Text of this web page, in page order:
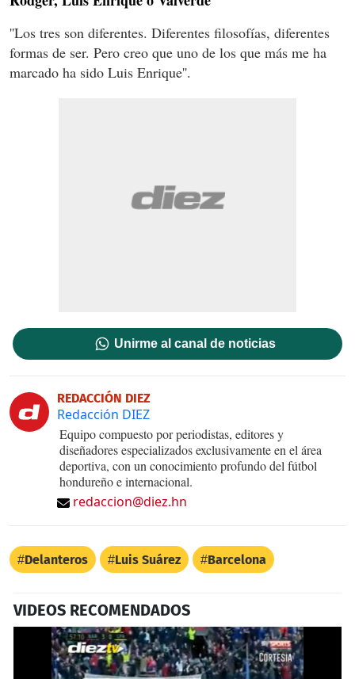
''Los tres son diferentes. Diferentes filosofías, diferentes
formas de ser. Pero creo que uno de los que más me ha
marcado ha sido Luis Enrique''.
Unirme al canal de noticias
REDACCIÓN DIEZ
Redacción DIEZ
Equipo compuesto por periodistas, editores y
diseñadores especializados exclusivamente en el área
deportiva, con un conocimiento profundo del fútbol
hondureño e internacional.
redaccion@diez.hn
Delanteros Luis Suárez Barcelona
VIDEOS RECOMENDADOS